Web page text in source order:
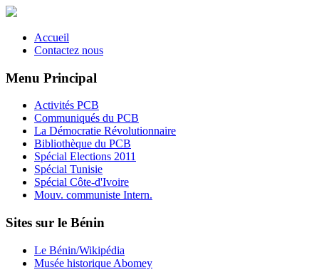
Accueil
Contactez nous
Menu Principal
Activités PCB
Communiqués du PCB
La Démocratie Révolutionnaire
Bibliothèque du PCB
Spécial Elections 2011
Spécial Tunisie
Spécial Côte-d'Ivoire
Mouv. communiste Intern.
Sites sur le Bénin
Le Bénin/Wikipédia
Musée historique Abomey